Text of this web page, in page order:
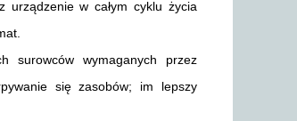
w całym cyklu życia
surowców wymaganych przez
się zasobów; im lepszy